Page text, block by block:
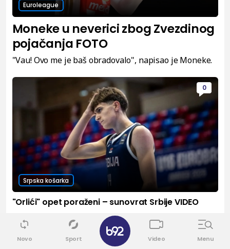
Euroleague
Moneke u neverici zbog Zvezdinog
pojačanja FOTO
"Vau! Ovo me je baš obradovalo", napisao je Moneke.
0
Srpska košarka
"Orlići" opet poraženi – sunovrat Srbije VIDEO
5
Novo Sport Video Menu
✕